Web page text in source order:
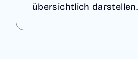
übersichtlich darstellen.